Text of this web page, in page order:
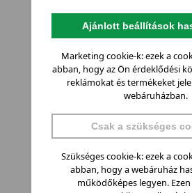
Ajánlott beállítások
Marketing cookie-k: ezek a
abban, hogy az Ön érdeklődési
reklámokat és termékeket
webáruházban.
Csak a szükséges
Szükséges cookie-k: ezek a
abban, hogy a webáruház
működőképes legyen.